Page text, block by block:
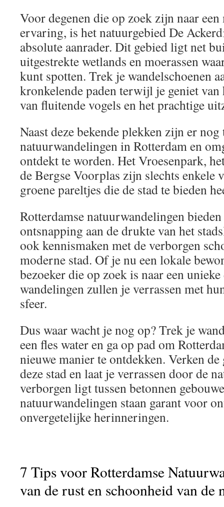
Voor degenen die op zoek zijn naar
ervaring, is het natuurgebied De
absolute aanrader. Dit gebied ligt net
uitgestrekte wetlands en moerassen
kunt spotten. Trek je wandelschoenen
kronkelende paden terwijl je geniet van
van fluitende vogels en het prachtige
Naast deze bekende plekken zijn er
natuurwandelingen in Rotterdam en
ontdekt te worden. Het Vroesenpark,
de Bergse Voorplas zijn slechts enkele
groene pareltjes die de stad te bieden
Rotterdamse natuurwandelingen
ontsnapping aan de drukte van het
ook kennismaken met de verborgen
moderne stad. Of je nu een lokale
bezoeker die op zoek is naar een
wandelingen zullen je verrassen met
sfeer.
Dus waar wacht je nog op? Trek je
een fles water en ga op pad om
nieuwe manier te ontdekken. Verken de
deze stad en laat je verrassen door de
verborgen ligt tussen betonnen
natuurwandelingen staan garant voor
onvergetelijke herinneringen.
7 Tips voor Rotterdamse
van de rust en schoonheid van de